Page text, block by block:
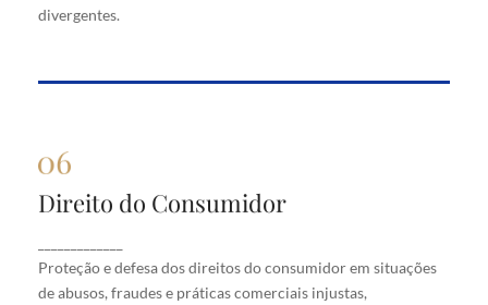
divergentes.
Direito do Consumidor
Proteção e defesa dos direitos do consumidor em situações
de abusos, fraudes e práticas comerciais injustas,
Direito do Consumidor
situações de abusos, fraudes e práticas comerciais
injustas, promovendo acesso a reparações e justiça.